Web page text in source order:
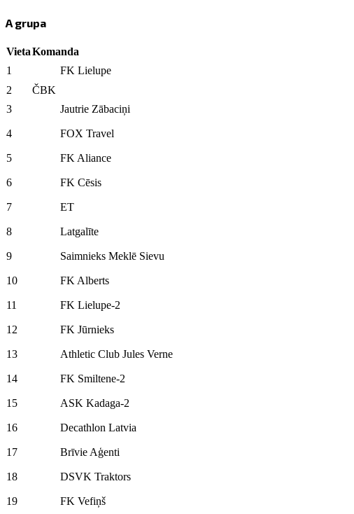
A grupa
VietaKomanda
1
FK Lielupe
2
ČBK
3
Jautrie Zābaciņi
4 FOX Travel
5 FK Aliance
6 FK Cēsis
7 ET
8 Latgalīte
9 Saimnieks Meklē Sievu
10 FK Alberts
11 FK Lielupe-2
12 FK Jūrnieks
13 Athletic Club Jules Verne
14 FK Smiltene-2
15 ASK Kadaga-2
16 Decathlon Latvia
17 Brīvie Aģenti
18 DSVK Traktors
19 FK Vefiņš